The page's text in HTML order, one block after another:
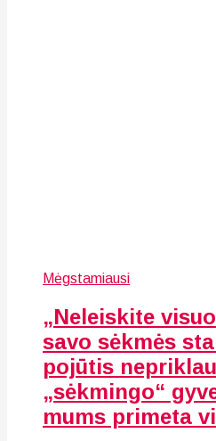
Mėgstamiausi
„Neleiskite
savo sėkmės
pojūtis
„sėkmingo“
mums primeta